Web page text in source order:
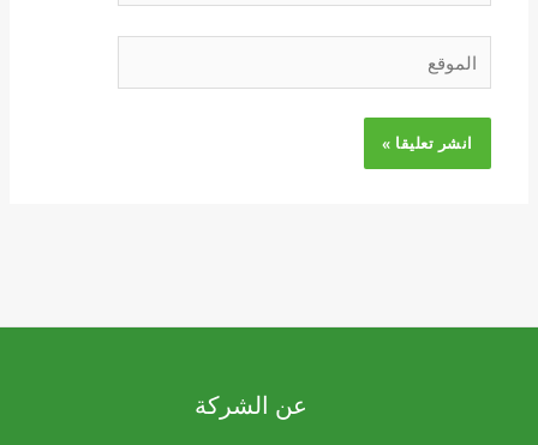
الموقع
عن الشركة